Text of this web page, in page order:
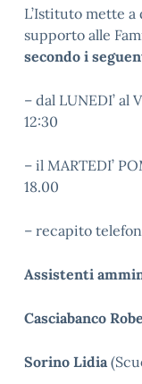
L’Istituto mette
supporto alle
secondo i
– dal LUNEDI’ al
12:30
– il MARTEDI’
18.00
– recapito
Assistenti
Casciabanco
Sorino Lidia